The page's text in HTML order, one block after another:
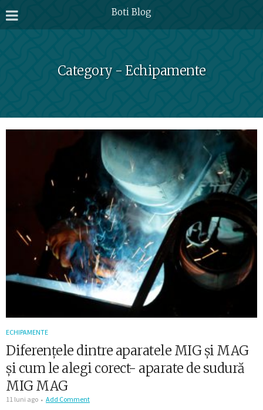
Boti Blog
Category - Echipamente
ECHIPAMENTE
Diferențele dintre aparatele MIG și MAG
și cum le alegi corect- aparate de sudură
MIG MAG
11 luni ago Add Comment